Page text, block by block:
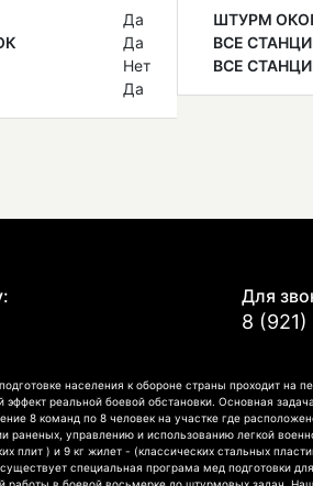
Да
Да
Нет
Да
ШТУРМ
ВСЕ
ВСЕ
Для
8 (921)
населения к обороне страны проходит на
реальной боевой обстановки. Основная
8 команд по 8 человек на участке где
управлению и использованию легкой
плит ) и 9 кг жилет - (классических стальных
специальная програма мед подготовки